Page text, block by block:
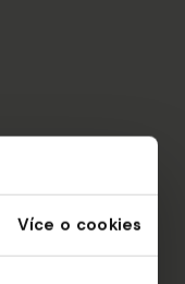
Více o cookies